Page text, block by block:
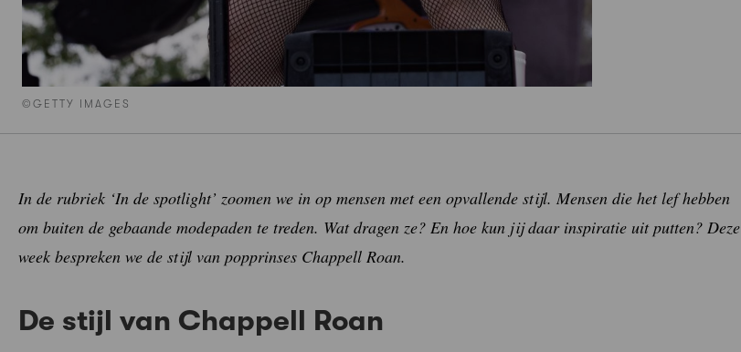
©GETTY IMAGES
In de rubriek ‘In de spotlight’ zoomen we in op mensen met een opvallende stijl. Mensen die het lef hebben
om buiten de gebaande modepaden te treden. Wat dragen ze? En hoe kun jij daar inspiratie uit putten? Deze
week bespreken we de stijl van popprinses Chappell Roan.
De stijl van Chappell Roan